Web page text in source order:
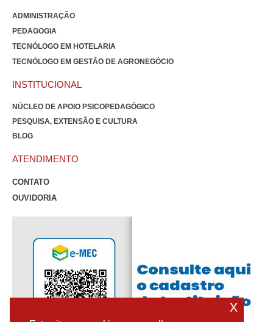
ADMINISTRAÇÃO
PEDAGOGIA
TECNÓLOGO EM HOTELARIA
TECNÓLOGO EM GESTÃO DE AGRONEGÓCIO
INSTITUCIONAL
NÚCLEO DE APOIO PSICOPEDAGÓGICO
PESQUISA, EXTENSÃO E CULTURA
BLOG
ATENDIMENTO
CONTATO
OUVIDORIA
x